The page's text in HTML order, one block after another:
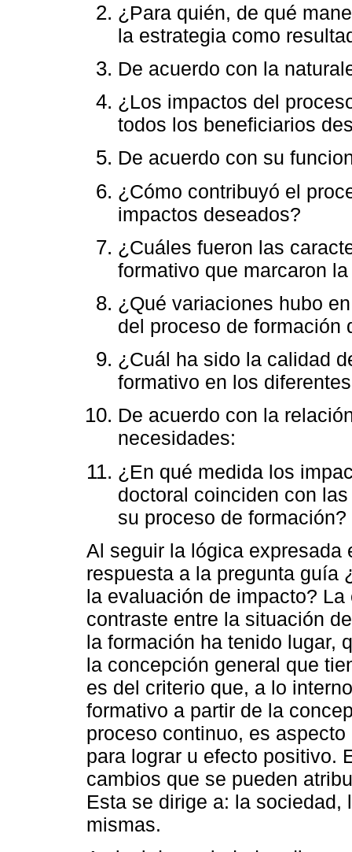
¿Para quién, de qué
la estrategia como
De acuerdo con la
¿Los impactos del
todos los beneficiarios
De acuerdo con su
¿Cómo contribuyó el
impactos deseados?
¿Cuáles fueron las
formativo que marcaron
¿Qué variaciones hubo
del proceso de formación
¿Cuál ha sido la calidad
formativo en los
De acuerdo con la
necesidades:
¿En qué medida los
doctoral coinciden con
su proceso de formación?
Al seguir la lógica expresada
respuesta a la pregunta guía
la evaluación de impacto?
contraste entre la situación
la formación ha tenido lugar,
la concepción general que
es del criterio que, a lo
formativo a partir de la
proceso continuo, es
para lograr u efecto positivo.
cambios que se pueden
Esta se dirige a: la
mismas.